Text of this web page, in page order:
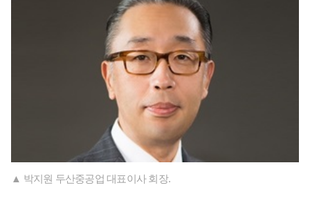
▲ 박지원 두산중공업 대표이사 회장.